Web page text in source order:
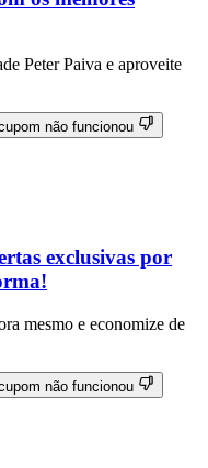
Peter Paiva e aproveite
não funcionou
exclusivas por
mesmo e economize de
não funcionou